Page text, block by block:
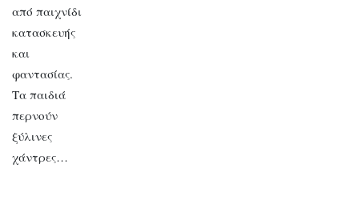
από παιχνίδι
κατασκευής
και
φαντασίας.
Τα παιδιά
περνούν
ξύλινες
χάντρες…